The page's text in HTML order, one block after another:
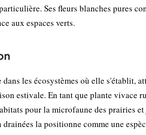
Ses fleurs blanches pures
aux espaces verts.
les écosystèmes où elle s'établit,
estivale. En tant que plante vivace
pour la microfaune des prairies
la positionne comme une